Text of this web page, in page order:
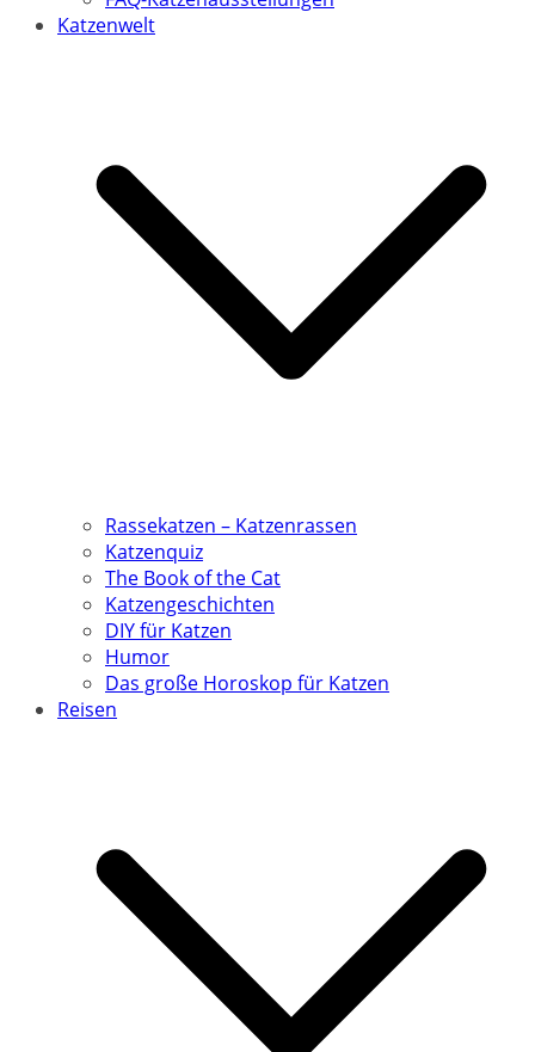
Katzenwelt
Rassekatzen – Katzenrassen
Katzenquiz
The Book of the Cat
Katzengeschichten
DIY für Katzen
Humor
Das große Horoskop für Katzen
Reisen